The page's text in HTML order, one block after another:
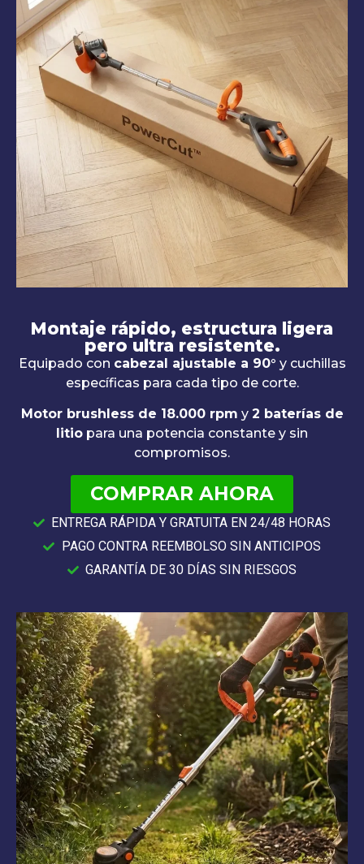
Montaje rápido, estructura ligera
pero ultra resistente.
Equipado con cabezal ajustable a 90° y cuchillas
específicas para cada tipo de corte.
Motor brushless de 18.000 rpm y 2 baterías de
litio para una potencia constante y sin
compromisos.
COMPRAR AHORA
ENTREGA RÁPIDA Y GRATUITA EN 24/48 HORAS
PAGO CONTRA REEMBOLSO SIN ANTICIPOS
GARANTÍA DE 30 DÍAS SIN RIESGOS